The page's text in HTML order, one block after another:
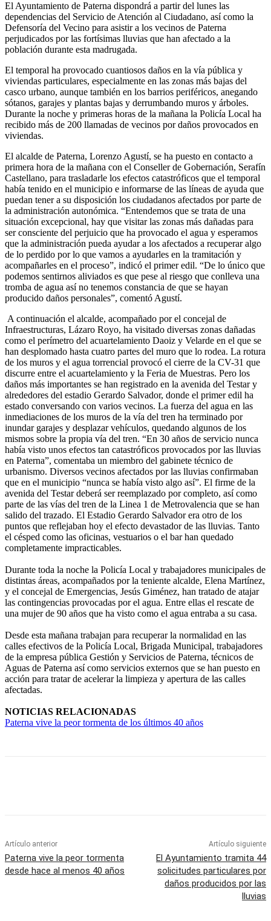
El Ayuntamiento de Paterna dispondrá a partir del lunes las
dependencias del Servicio de Atención al Ciudadano, así como la
Defensoría del Vecino para asistir a los vecinos de Paterna
perjudicados por las fortísimas lluvias que han afectado a la
población durante esta madrugada.
El temporal ha provocado cuantiosos daños en la vía pública y
viviendas particulares, especialmente en las zonas más bajas del
casco urbano, aunque también en los barrios periféricos, anegando
sótanos, garajes y plantas bajas y derrumbando muros y árboles.
Durante la noche y primeras horas de la mañana la Policía Local ha
recibido más de 200 llamadas de vecinos por daños provocados en
viviendas.
El alcalde de Paterna, Lorenzo Agustí, se ha puesto en contacto a
primera hora de la mañana con el Conseller de Gobernación, Serafín
Castellano, para trasladarle los efectos catastróficos que el temporal
había tenido en el municipio e informarse de las líneas de ayuda que
puedan tener a su disposición los ciudadanos afectados por parte de
la administración autonómica. “Entendemos que se trata de una
situación excepcional, hay que visitar las zonas más dañadas para
ser consciente del perjuicio que ha provocado el agua y esperamos
que la administración pueda ayudar a los afectados a recuperar algo
de lo perdido por lo que vamos a ayudarles en la tramitación y
acompañarles en el proceso”, indicó el primer edil. “De lo único que
podemos sentirnos aliviados es que pese al riesgo que conlleva una
tromba de agua así no tenemos constancia de que se hayan
producido daños personales”, comentó Agustí.
A continuación el alcalde, acompañado por el concejal de
Infraestructuras, Lázaro Royo, ha visitado diversas zonas dañadas
como el perímetro del acuartelamiento Daoiz y Velarde en el que se
han desplomado hasta cuatro partes del muro que lo rodea. La rotura
de los muros y el agua torrencial provocó el cierre de la CV-31 que
discurre entre el acuartelamiento y la Feria de Muestras. Pero los
daños más importantes se han registrado en la avenida del Testar y
alrededores del estadio Gerardo Salvador, donde el primer edil ha
estado conversando con varios vecinos. La fuerza del agua en las
inmediaciones de los muros de la vía del tren ha terminado por
inundar garajes y desplazar vehículos, quedando algunos de los
mismos sobre la propia vía del tren. “En 30 años de servicio nunca
había visto unos efectos tan catastróficos provocados por las lluvias
en Paterna”, comentaba un miembro del gabinete técnico de
urbanismo. Diversos vecinos afectados por las lluvias confirmaban
que en el municipio “nunca se había visto algo así”. El firme de la
avenida del Testar deberá ser reemplazado por completo, así como
parte de las vías del tren de la Linea 1 de Metrovalencia que se han
salido del trazado. El Estadio Gerardo Salvador era otro de los
puntos que reflejaban hoy el efecto devastador de las lluvias. Tanto
el césped como las oficinas, vestuarios o el bar han quedado
completamente impracticables.
Durante toda la noche la Policía Local y trabajadores municipales de
distintas áreas, acompañados por la teniente alcalde, Elena Martínez,
y el concejal de Emergencias, Jesús Giménez, han tratado de atajar
las contingencias provocadas por el agua. Entre ellas el rescate de
una mujer de 90 años que ha visto como el agua entraba a su casa.
Desde esta mañana trabajan para recuperar la normalidad en las
calles efectivos de la Policía Local, Brigada Municipal, trabajadores
de la empresa pública Gestión y Servicios de Paterna, técnicos de
Aguas de Paterna así como servicios externos que se han puesto en
acción para tratar de acelerar la limpieza y apertura de las calles
afectadas.
NOTICIAS RELACIONADAS
Paterna vive la peor tormenta de los últimos 40 años
Artículo anterior
Paterna vive la peor tormenta
desde hace al menos 40 años
Artículo siguiente
El Ayuntamiento tramita 44
solicitudes particulares por
daños producidos por las
lluvias